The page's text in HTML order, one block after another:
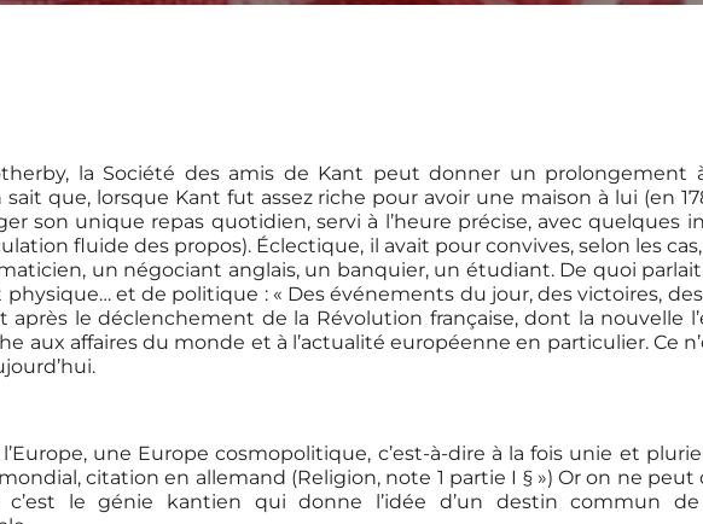
la Société des amis de Kant peut donner un prolongement
que, lorsque Kant fut assez riche pour avoir une maison à lui (en
son unique repas quotidien, servi à l’heure précise, avec quelques
fluide des propos). Éclectique, il avait pour convives, selon les
un négociant anglais, un banquier, un étudiant. De quoi
et de politique : « Des événements du jour, des victoires,
le déclenchement de la Révolution française, dont la nouvelle
aux affaires du monde et à l’actualité européenne en particulier. Ce
une Europe cosmopolitique, c’est-à-dire à la fois unie et
citation en allemand (Religion, note 1 partie I § ») Or on ne peut
le génie kantien qui donne l’idée d’un destin commun